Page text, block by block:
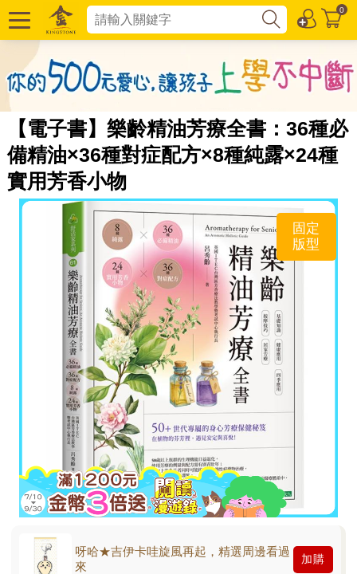
0
【電子書】樂齡精油芳療全書：36種必
備精油×36種對症配方×8種純露×24種
實用芳香小物
固定
版型
呀哈★吉伊卡哇旋風再起，精選周邊看過
來
加購